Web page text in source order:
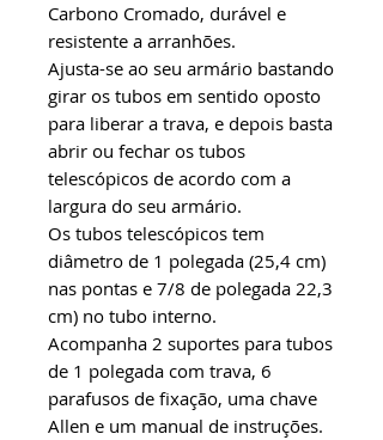
Carbono Cromado, durável e
resistente a arranhões.
Ajusta-se ao seu armário bastando
girar os tubos em sentido oposto
para liberar a trava, e depois basta
abrir ou fechar os tubos
telescópicos de acordo com a
largura do seu armário.
Os tubos telescópicos tem
diâmetro de 1 polegada (25,4 cm)
nas pontas e 7/8 de polegada 22,3
cm) no tubo interno.
Acompanha 2 suportes para tubos
de 1 polegada com trava, 6
parafusos de fixação, uma chave
Allen e um manual de instruções.